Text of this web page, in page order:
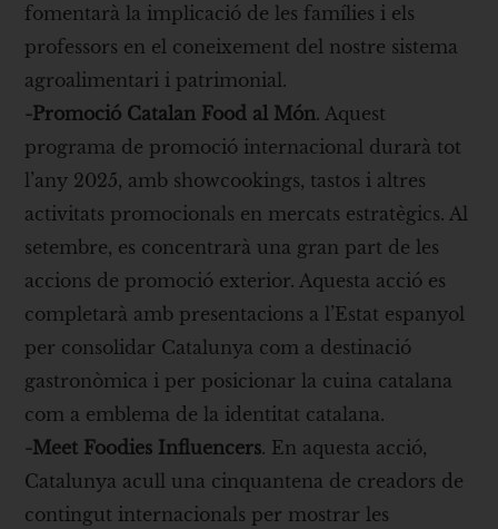
fomentarà la implicació de les famílies i els
professors en el coneixement del nostre sistema
agroalimentari i patrimonial.
-Promoció Catalan Food al Món. Aquest
programa de promoció internacional durarà tot
l’any 2025, amb showcookings, tastos i altres
activitats promocionals en mercats estratègics. Al
setembre, es concentrarà una gran part de les
accions de promoció exterior. Aquesta acció es
completarà amb presentacions a l’Estat espanyol
per consolidar Catalunya com a destinació
gastronòmica i per posicionar la cuina catalana
com a emblema de la identitat catalana.
-Meet Foodies Influencers. En aquesta acció,
Catalunya acull una cinquantena de creadors de
contingut internacionals per mostrar les